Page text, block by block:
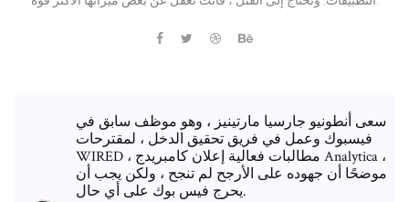
سعى أنطونيو جارسيا مارتينيز ، وهو موظف سابق في
فيسبوك وعمل في فريق تحقيق الدخل ، لمقترحات
WIRED ، مطالبات فعالية إعلان كامبريدج Analytica ،
موضحًا أن جهوده على الأرجح لم تنجح ، ولكن يجب أن
يحرج فيس بوك على أي حال.